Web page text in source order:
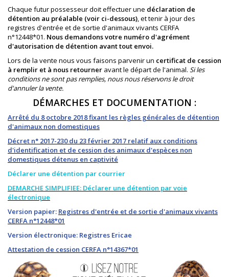
Chaque futur possesseur doit effectuer une déclaration de
détention au préalable (voir ci-dessous), et tenir à jour des
registres d'entrée et de sortie d'animaux vivants CERFA
n°12448*01. Nous demandons votre numéro d'agrément
d'autorisation de détention avant tout envoi.
Lors de la vente nous vous faisons parvenir un certificat de cession
à remplir et à nous retourner avant le départ de l'animal. Si les
conditions ne sont pas remplies, nous nous réservons le droit
d'annuler la vente.
DÉMARCHES ET DOCUMENTATION :
Arrêté du 8 octobre 2018 fixant les règles générales de détention
d'animaux non domestiques
Décret n° 2017-230 du 23 février 2017 relatif aux conditions
d'identification et de cession des animaux d'espèces non
domestiques détenus en captivité
Déclarer une détention par courrier
DEMARCHE SIMPLIFIEE: Déclarer une détention par voie
électronique
Version papier: Registres d'entrée et de sortie d'animaux vivants
CERFA n°12448*01
Version électronique: Registres Ericae
Attestation de cession CERFA n°14367*01